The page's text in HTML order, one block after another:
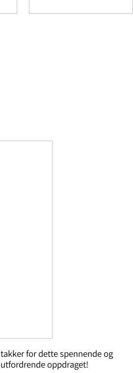
takker for dette spennende og
utfordrende oppdraget!